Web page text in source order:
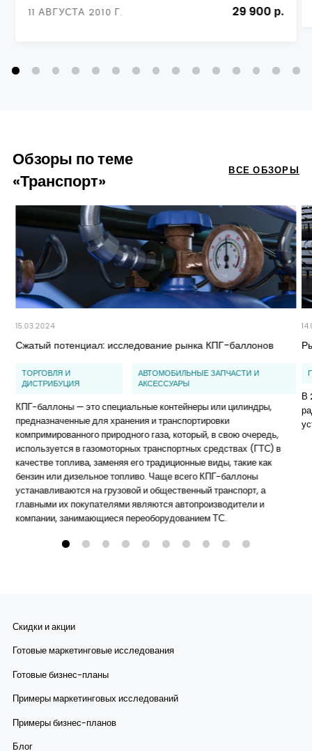
11 АВГУСТА 2010 Г. 29 900 р.
Обзоры по теме
«Транспорт»
ВСЕ ОБЗОРЫ
15.03.2024
Сжатый потенциал: исследование рынка КПГ-баллонов
ТОРГОВЛЯ И
ДИСТРИБУЦИЯ
АВТОМОБИЛЬНЫЕ ЗАПЧАСТИ И
АКСЕССУАРЫ
КПГ-баллоны — это специальные контейнеры или цилиндры,
предназначенные для хранения и транспортировки
компримированного природного газа, который, в свою очередь,
используется в газомоторных транспортных средствах (ГТС) в
качестве топлива, заменяя его традиционные виды, такие как
бензин или дизельное топливо. Чаще всего КПГ-баллоны
устанавливаются на грузовой и общественный транспорт, а
главными их покупателями являются автопроизводители и
компании, занимающиеся переоборудованием ТС.
В
Скидки и акции
Готовые маркетинговые исследования
Готовые бизнес-планы
Примеры маркетинговых исследований
Примеры бизнес-планов
Блог